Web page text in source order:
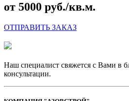
от 5000 руб./кв.м.
ОТПРАВИТЬ ЗАКАЗ
Наш специалист свяжется с Вами в
консультации.